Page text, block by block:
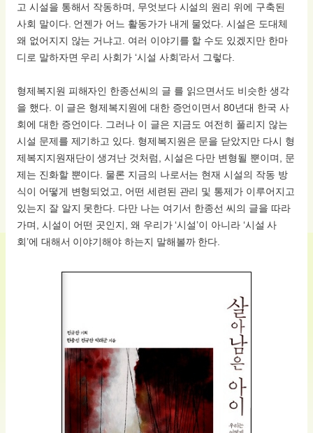
고 시설을 통해서 작동하며, 무엇보다 시설의 원리 위에 구축된
사회 말이다. 언젠가 어느 활동가가 내게 물었다. 시설은 도대체
왜 없어지지 않는 거냐고. 여러 이야기를 할 수도 있겠지만 한마
디로 말하자면 우리 사회가 ‘시설 사회’라서 그렇다.
형제복지원 피해자인 한종선씨의 글 를 읽으면서도 비슷한 생각
을 했다. 이 글은 형제복지원에 대한 증언이면서 80년대 한국 사
회에 대한 증언이다. 그러나 이 글은 지금도 여전히 풀리지 않는
시설 문제를 제기하고 있다. 형제복지원은 문을 닫았지만 다시 형
제복지지원재단이 생겨난 것처럼, 시설은 다만 변형될 뿐이며, 문
제는 진화할 뿐이다. 물론 지금의 나로서는 현재 시설의 작동 방
식이 어떻게 변형되었고, 어떤 세련된 관리 및 통제가 이루어지고
있는지 잘 알지 못한다. 다만 나는 여기서 한종선 씨의 글을 따라
가며, 시설이 어떤 곳인지, 왜 우리가 ‘시설’이 아니라 ‘시설 사
회’에 대해서 이야기해야 하는지 말해볼까 한다.